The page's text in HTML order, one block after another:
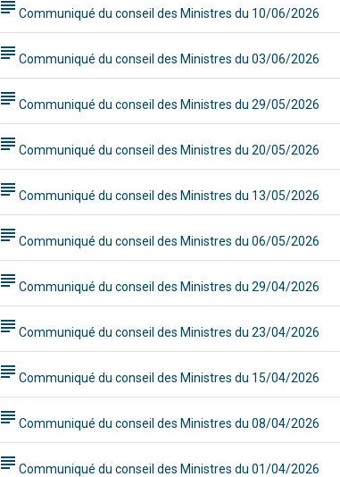
subject Communiqué du conseil des Ministres du 10/06/2026
subject Communiqué du conseil des Ministres du 03/06/2026
subject Communiqué du conseil des Ministres du 29/05/2026
subject Communiqué du conseil des Ministres du 20/05/2026
subject Communiqué du conseil des Ministres du 13/05/2026
subject Communiqué du conseil des Ministres du 06/05/2026
subject Communiqué du conseil des Ministres du 29/04/2026
subject Communiqué du conseil des Ministres du 23/04/2026
subject Communiqué du conseil des Ministres du 15/04/2026
subject Communiqué du conseil des Ministres du 08/04/2026
subject Communiqué du conseil des Ministres du 01/04/2026